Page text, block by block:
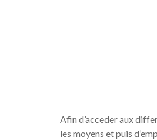
Afin d’acceder aux
les moyens et puis